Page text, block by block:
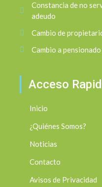
Constancia de no
adeudo
Cambio de
Cambio a pensionado
Acceso Rapid
Inicio
¿Quiénes Somos?
Noticias
Contacto
Avisos de Privacidad